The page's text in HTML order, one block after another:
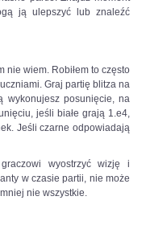
ją ulepszyć lub znaleźć
nie wiem. Robiłem to często
Graj partię blitza na
wykonujesz posunięcie, na
jeśli białe grają 1.e4,
Jeśli czarne odpowiadają
wyostrzyć wizję i
w czasie partii, nie może
nie wszystkie.